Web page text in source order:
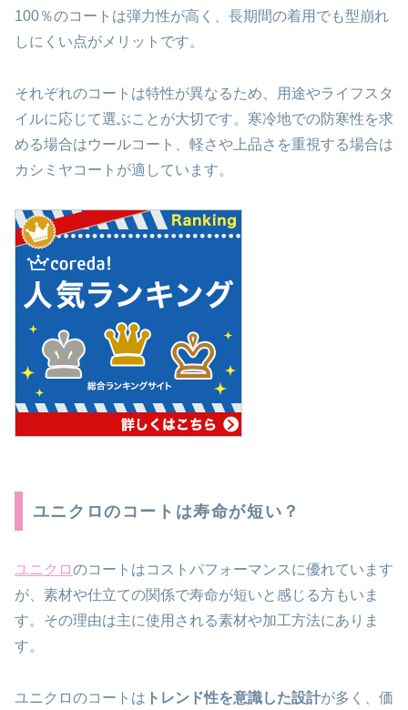
100％のコートは弾力性が高く、長期間の着用でも型崩れ
しにくい点がメリットです。
それぞれのコートは特性が異なるため、用途やライフスタ
イルに応じて選ぶことが大切です。寒冷地での防寒性を求
める場合はウールコート、軽さや上品さを重視する場合は
カシミヤコートが適しています。
ユニクロのコートは寿命が短い？
ユニクロのコートはコストパフォーマンスに優れています
が、素材や仕立ての関係で寿命が短いと感じる方もいま
す。その理由は主に使用される素材や加工方法にありま
す。
ユニクロのコートは トレンド性を意識した設計が多く、価